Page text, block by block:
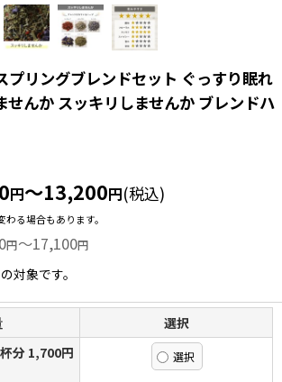
プリングブレンドセット ぐっすり眠れ
せんか スッキリしませんか ブレンドハ
円～13,200円(税込)
る場合もあります。
円～17,100円
対象です。
選択
分 1,700円